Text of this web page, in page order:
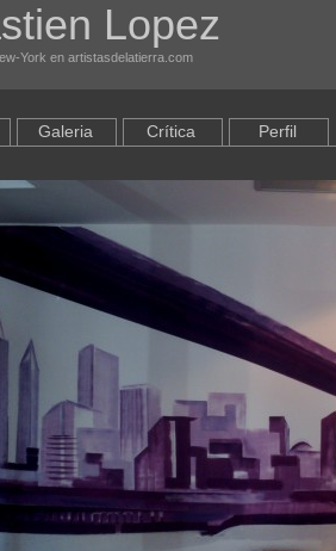
Lopez
York en artistasdelatierra.com
Galeria Crítica Perfil